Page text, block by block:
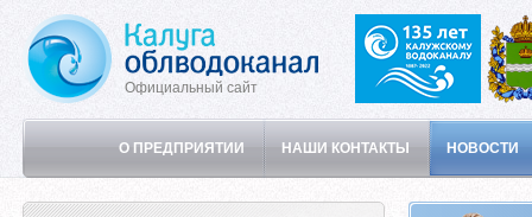
Официальный сайт
О ПРЕДПРИЯТИИ НАШИ КОНТАКТЫ НОВОСТИ